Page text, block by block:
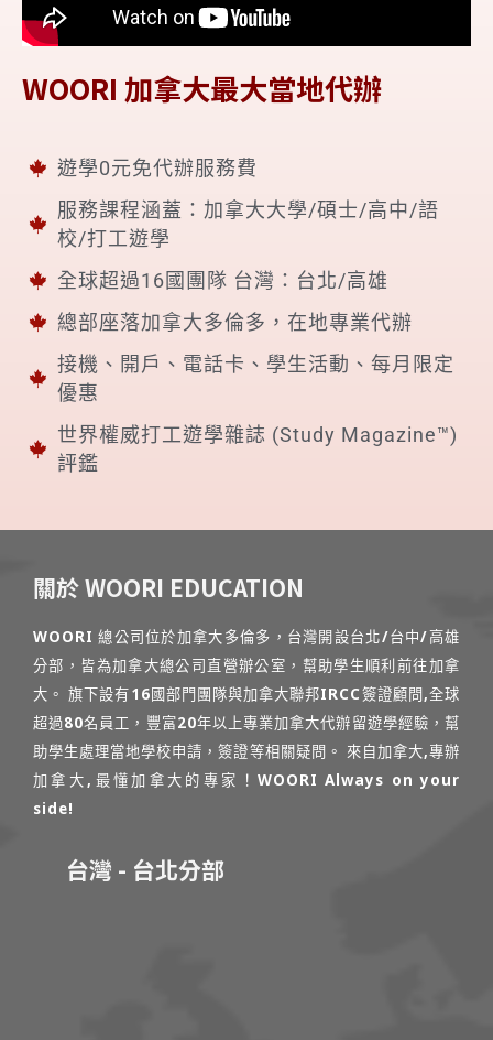
WOORI 加拿大最大當地代辦
遊學0元免代辦服務費
服務課程涵蓋：加拿大大學/碩士/高中/語
校/打工遊學
全球超過16國團隊 台灣：台北/高雄
總部座落加拿大多倫多，在地專業代辦
接機、開戶、電話卡、學生活動、每月限定
優惠
世界權威打工遊學雜誌 (Study Magazine™)
評鑑
關於 WOORI EDUCATION
WOORI 總公司位於加拿大多倫多，台灣開設台北/台中/高雄
分部，皆為加拿大總公司直營辦公室，幫助學生順利前往加拿
大。 旗下設有16國部門團隊與加拿大聯邦IRCC簽證顧問,全球
超過80名員工，豐富20年以上專業加拿大代辦留遊學經驗，幫
助學生處理當地學校申請，簽證等相關疑問。 來自加拿大,專辦
加拿大,最懂加拿大的專家！WOORI Always on your
side!
台灣 - 台北分部